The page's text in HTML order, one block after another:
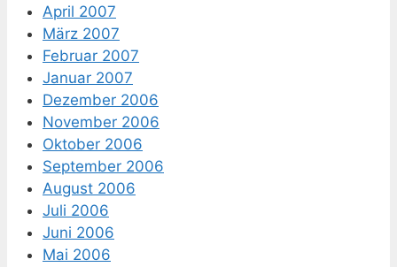
April 2007
März 2007
Februar 2007
Januar 2007
Dezember 2006
November 2006
Oktober 2006
September 2006
August 2006
Juli 2006
Juni 2006
Mai 2006